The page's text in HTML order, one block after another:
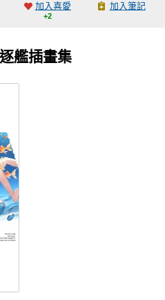
加入喜愛
+2
加入筆記
艦插畫集